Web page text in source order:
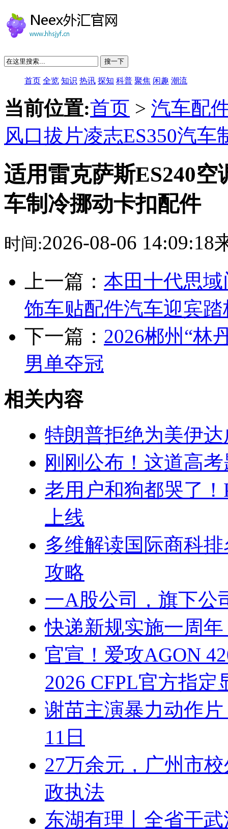
搜一下
首页 全览 知识 热讯 探知 科普 聚焦 闲趣 潮流
当前位置:首页 > 汽车配
风口拔片凌志ES350汽车
适用雷克萨斯ES240空
车制冷挪动卡扣配件
时间:2026-08-06 14:09:18
上一篇： 本田十代思
饰车贴配件汽车迎宾踏
下一篇： 2026郴州“林
男单夺冠
相关内容
特朗普拒绝为美伊
刚刚公布！这道高
老用户和狗都哭了
上线
多维解读国际商科
攻略
一A股公司，旗下公
快递新规实施一周
官宣！爱攻AGON
2026 CFPL官方指定
谢苗主演暴力动作
11日
27万余元，广州市
政执法
东湖有理丨全省干